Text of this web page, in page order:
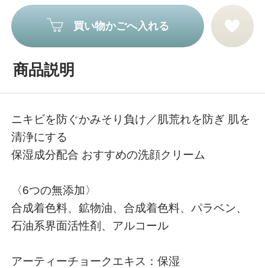
買い物かごへ入れる
商品説明
ニキビを防ぐかみそり負け／肌荒れを防ぎ 肌を
清浄にする
保湿成分配合 おすすめの洗顔クリーム
〈6つの無添加〉
合成着色料、鉱物油、合成着色料、パラベン、
石油系界面活性剤、アルコール
アーティーチョークエキス：保湿